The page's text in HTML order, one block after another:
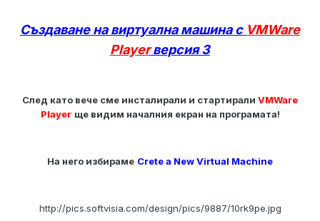
Създаване на виртуална машина с VMWare
Playerверсия 3
След като вече сме инсталирали и стартирали VMWare
Player ще видим началния екран на програмата!
На него избираме Crete a New Virtual Machine
http://pics.softvisia.com/design/pics/9887/10rk9pe.jpg